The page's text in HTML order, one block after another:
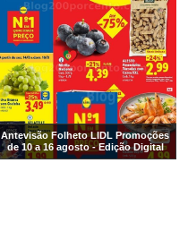
Antevisão Folheto LIDL Promoções
de 10 a 16 agosto - Edição Digital